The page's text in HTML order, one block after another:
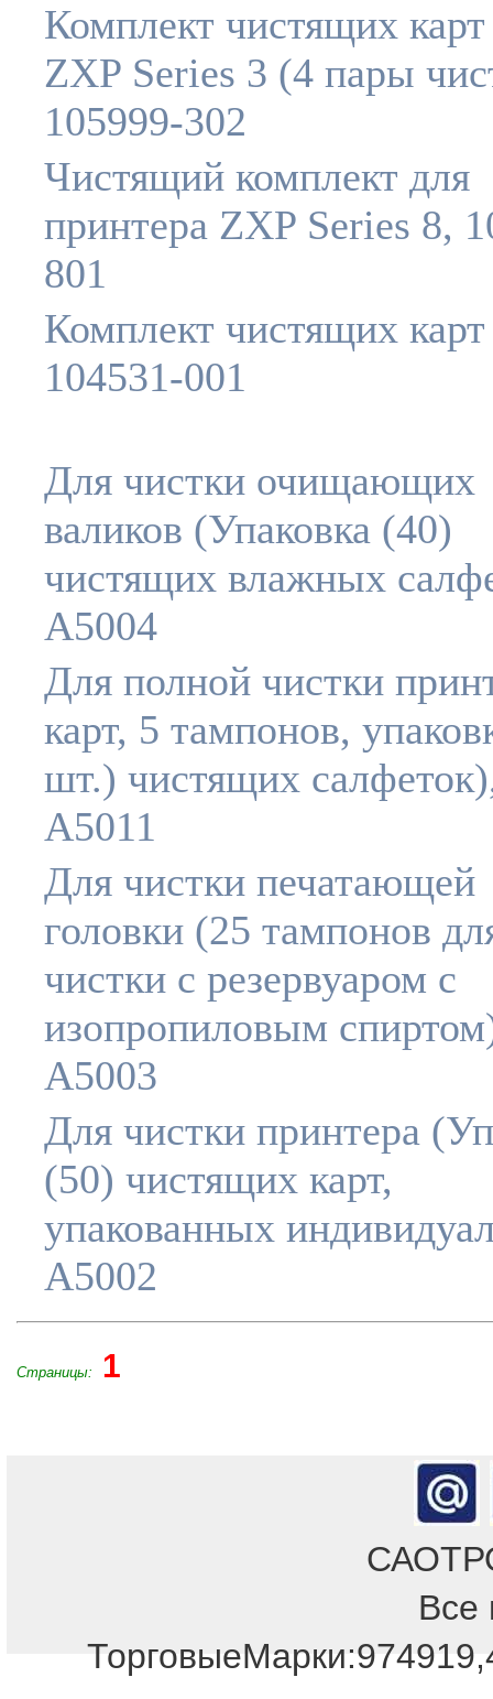
Комплект чистящих
ZXP Series 3 (4 пары
105999-302
Чистящий комплект для
принтера ZXP Series 8,
801
Комплект чистящих
104531-001
Для чистки очищающих
валиков (Упаковка (40)
чистящих влажных
A5004
Для полной чистки
карт, 5 тампонов,
шт.) чистящих
A5011
Для чистки печатающей
головки (25 тампонов
чистки с резервуаром с
изопропиловым
A5003
Для чистки принтера
(50) чистящих карт,
упакованных
A5002
Страницы: 1
Все